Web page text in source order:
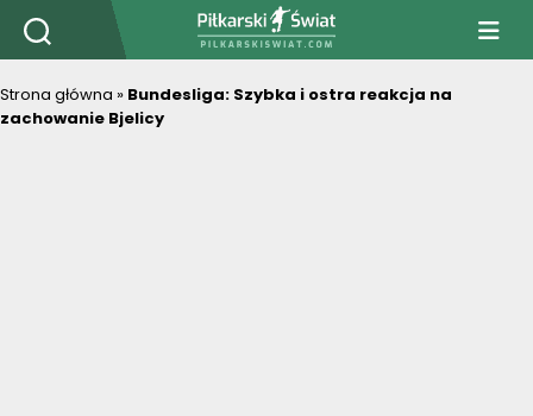
PiłkarskiSwiat.com
Strona główna » Bundesliga: Szybka i ostra reakcja na
zachowanie Bjelicy